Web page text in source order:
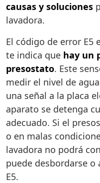
causas y soluciones
lavadora.
El código de error E5
te indica que hay un
presostato. Este
medir el nivel de
una señal a la placa
aparato se detenga
adecuado. Si el
o en malas
lavadora no podrá
puede desbordarse
E5.